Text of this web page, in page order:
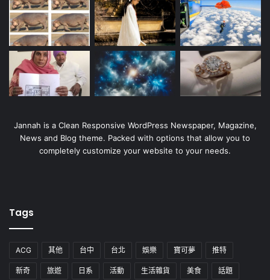
Jannah is a Clean Responsive WordPress Newspaper, Magazine,
News and Blog theme. Packed with options that allow you to
completely customize your website to your needs.
Tags
ACG 其他 台中 台北 娛樂 寶可夢 推特
新奇 旅遊 日系 活動 生活雜貨 美食 話題